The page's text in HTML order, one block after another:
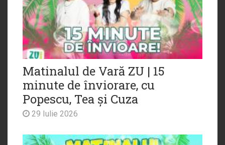
Matinalul de Vară ZU | 15
minute de înviorare, cu
Popescu, Tea și Cuza
29 Iulie 2026